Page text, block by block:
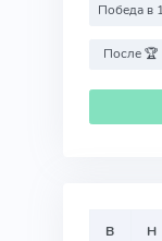
Победа в
После 🏆
В Н